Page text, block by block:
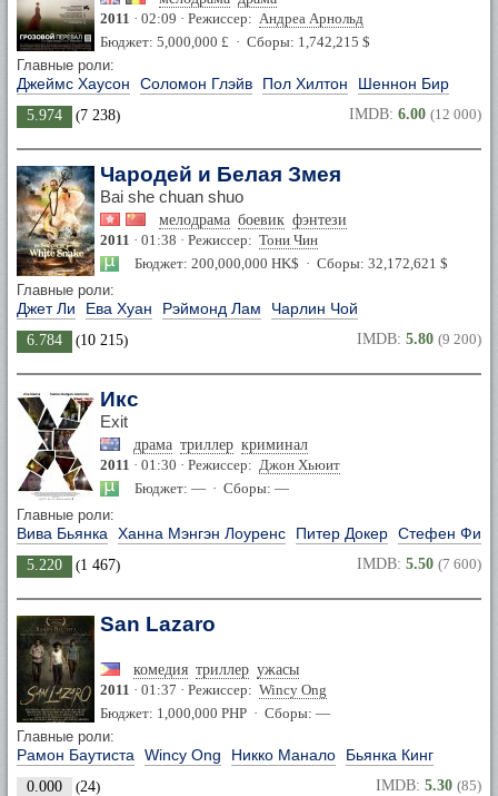
2011 · 02:09 · Режиссер: Андреа Арнольд
Бюджет: 5,000,000 £ · Сборы: 1,742,215 $
Главные роли:
Джеймс Хаусон Соломон Глэйв Пол Хилтон Шеннон Бир
5.974 (7 238) IMDB: 6.00 (12 000)
Чародей и Белая Змея
Bai she chuan shuo
мелодрама боевик фэнтези
2011 · 01:38 · Режиссер: Тони Чин
Бюджет: 200,000,000 HK$ · Сборы: 32,172,621 $
Главные роли:
Джет Ли Ева Хуан Рэймонд Лам Чарлин Чой
6.784 (10 215) IMDB: 5.80 (9 200)
Икс
Exit
драма триллер криминал
2011 · 01:30 · Режиссер: Джон Хьюит
Бюджет: — · Сборы: —
Главные роли:
Вива Бьянка Ханна Мэнгэн Лоуренс Питер Докер Стефен
5.220 (1 467) IMDB: 5.50 (7 600)
San Lazaro
комедия триллер ужасы
2011 · 01:37 · Режиссер: Wincy Ong
Бюджет: 1,000,000 PHP · Сборы: —
Главные роли:
Рамон Баутиста Wincy Ong Никко Манало Бьянка Кинг
0.000 (24) IMDB: 5.30 (85)